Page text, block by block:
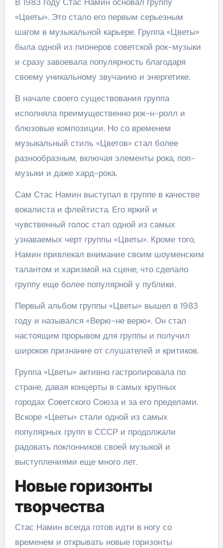
«Цветы». Это стало его первым серьезным
шагом в музыкальной карьере. Группа «Цветы»
была одной из пионеров советской рок-музыки
и сразу завоевала популярность благодаря
своему уникальному звучанию и энергетике.
В начале своего существования группа
исполняла преимущественно рок-н-ролл и
блюзовые композиции. Но со временем
музыкальный стиль «Цветов» стал более
разнообразным, включая элементы рока, поп-
музыки и даже хард-рока.
Сам Стас Намин выступал в группе в качестве
вокалиста и флейтиста. Его яркий и
чувственный голос стал одной из самых
узнаваемых черт группы «Цветы». Кроме того,
Намин привлекал внимание своим шоуменским
талантом и харизмой на сцене, что сделало
группу еще более популярной у публики.
Первый альбом группы «Цветы» вышел в 1983
году и назывался «Верю-не верю». Он стал
настоящим прорывом для группы и получил
широкое признание от слушателей и критиков.
Группа «Цветы» активно гастролировала по
стране, давая концерты в самых крупных
городах Советского Союза и за его пределами.
Вскоре «Цветы» стали одной из самых
популярных групп в СССР и продолжали
радовать поклонников своей музыкой и
выступлениями еще много лет.
Новые горизонты
творчества
Стас Намин всегда готов идти в ногу со
временем и открывать новые горизонты